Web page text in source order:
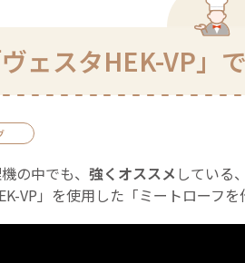
ヴェスタHEK-VP」
の中でも、 強くオススメ している、
VP 」を使用した「ミートローフを